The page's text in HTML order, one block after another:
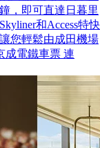
，即可直達日暮里
和Access特快
您輕鬆由成田機場
成電鐵車票 連